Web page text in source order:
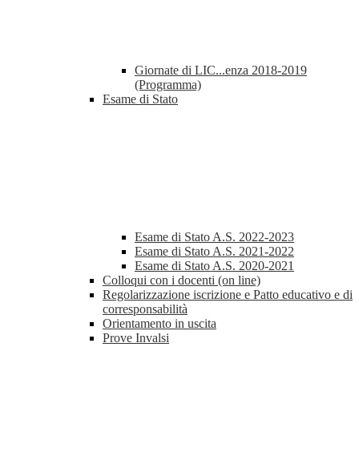
Giornate di LIC...enza 2018-2019
(Programma)
Esame di Stato
Esame di Stato A.S. 2022-2023
Esame di Stato A.S. 2021-2022
Esame di Stato A.S. 2020-2021
Colloqui con i docenti (on line)
Regolarizzazione iscrizione e Patto educativo e di
corresponsabilità
Orientamento in uscita
Prove Invalsi